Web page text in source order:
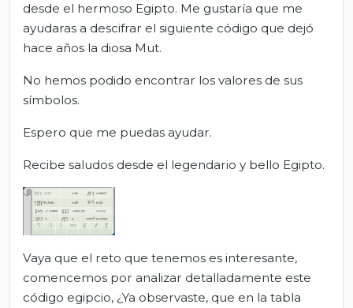
desde el hermoso Egipto. Me gustaría que me
ayudaras a descifrar el siguiente código que dejó
hace años la diosa Mut.
No hemos podido encontrar los valores de sus
símbolos.
Espero que me puedas ayudar.
Recibe saludos desde el legendario y bello Egipto.
Vaya que el reto que tenemos es interesante,
comencemos por analizar detalladamente este
código egipcio, ¿Ya observaste, que en la tabla